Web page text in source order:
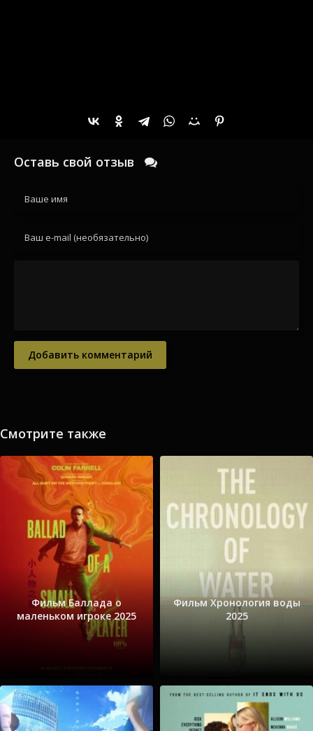
Оставь свой отзыв
Добавить комментарий
Смотрите также
Фильм Баллада о
маленьком игроке 2025
Фильм Хронология воды
2025